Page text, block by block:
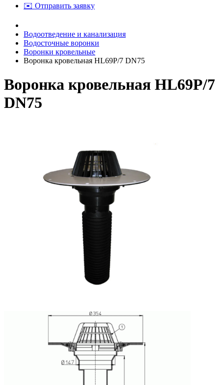
✉️ Отправить заявку
Водоотведение и канализация
Водосточные воронки
Воронки кровельные
Воронка кровельная HL69P/7 DN75
Воронка кровельная HL69P/7
DN75